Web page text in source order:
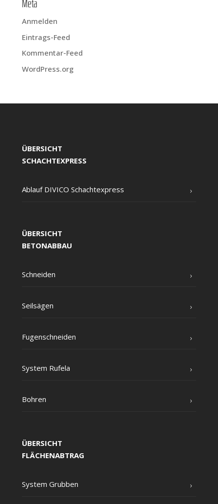
Meta
Anmelden
Eintrags-Feed
Kommentar-Feed
WordPress.org
ÜBERSICHT
SCHACHTEXPRESS
Ablauf DIVICO Schachtexpress
ÜBERSICHT
BETONABBAU
Schnei­den
Seil­sä­gen
Fugen­schnei­den
Sys­tem Rufela
Boh­ren
ÜBERSICHT
FLÄCHENABTRAG
Sys­tem Grubben